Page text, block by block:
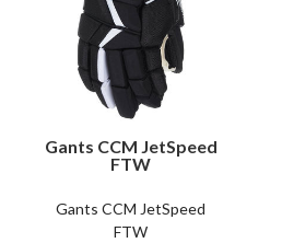
Gants CCM JetSpeed
FTW
Gants CCM JetSpeed
FTW